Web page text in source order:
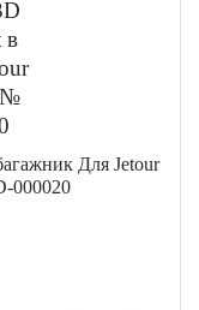
Для Jetour
000020